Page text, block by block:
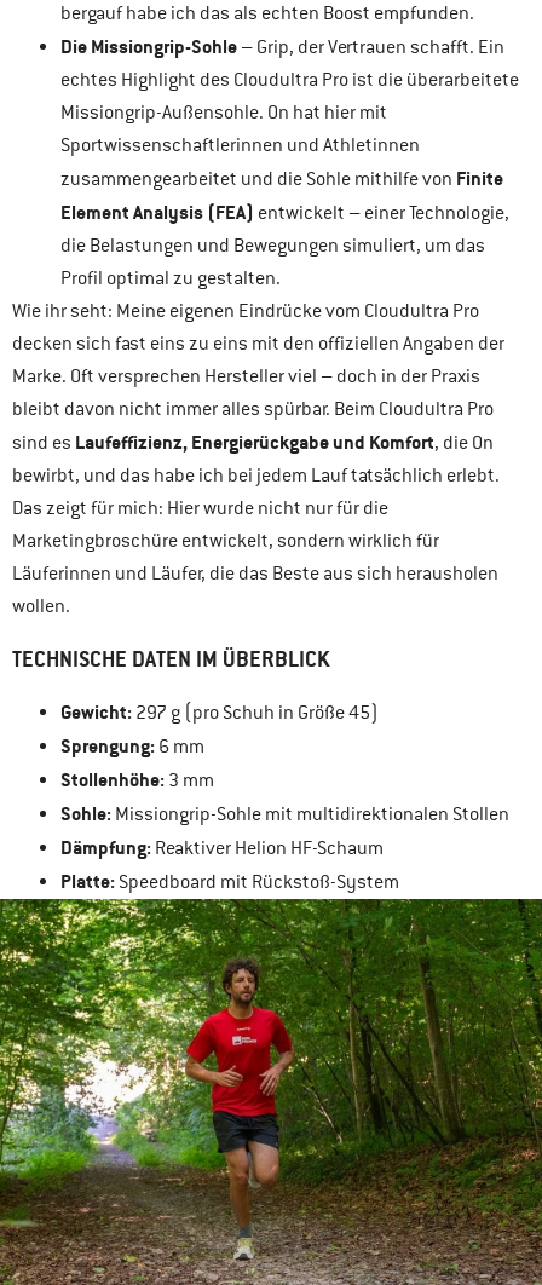
bergauf habe ich das als echten Boost empfunden.
Die Missiongrip-Sohle – Grip, der Vertrauen schafft. Ein
echtes Highlight des Cloudultra Pro ist die überarbeitete
Missiongrip-Außensohle. On hat hier mit
Sportwissenschaftlerinnen und Athletinnen
zusammengearbeitet und die Sohle mithilfe von Finite
Element Analysis (FEA) entwickelt – einer Technologie,
die Belastungen und Bewegungen simuliert, um das
Profil optimal zu gestalten.
Wie ihr seht: Meine eigenen Eindrücke vom Cloudultra Pro
decken sich fast eins zu eins mit den offiziellen Angaben der
Marke. Oft versprechen Hersteller viel – doch in der Praxis
bleibt davon nicht immer alles spürbar. Beim Cloudultra Pro
sind es Laufeffizienz, Energierückgabe und Komfort, die On
bewirbt, und das habe ich bei jedem Lauf tatsächlich erlebt.
Das zeigt für mich: Hier wurde nicht nur für die
Marketingbroschüre entwickelt, sondern wirklich für
Läuferinnen und Läufer, die das Beste aus sich herausholen
wollen.
TECHNISCHE DATEN IM ÜBERBLICK
Gewicht: 297 g (pro Schuh in Größe 45)
Sprengung: 6 mm
Stollenhöhe: 3 mm
Sohle: Missiongrip-Sohle mit multidirektionalen Stollen
Dämpfung: Reaktiver Helion HF-Schaum
Platte: Speedboard mit Rückstoß-System